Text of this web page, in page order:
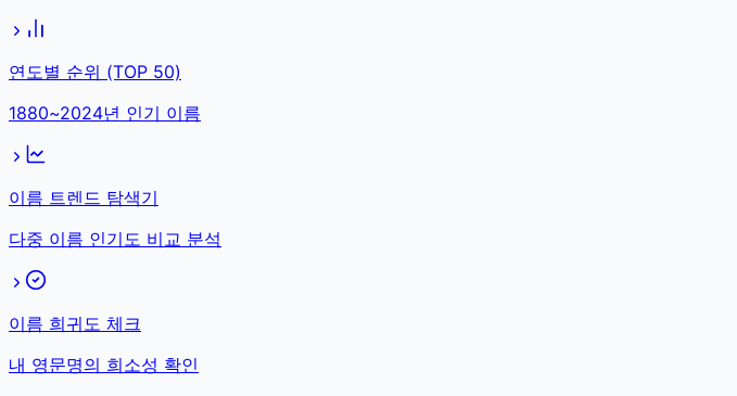
연도별 순위 (TOP 50)
1880~2024년 인기 이름
이름 트렌드 탐색기
다중 이름 인기도 비교 분석
이름 희귀도 체크
내 영문명의 희소성 확인